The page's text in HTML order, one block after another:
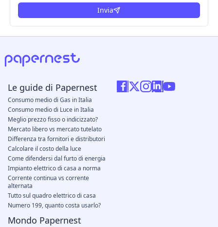
Invia
Le guide di Papernest
Consumo medio di Gas in Italia
Consumo medio di Luce in Italia
Meglio prezzo fisso o indicizzato?
Mercato libero vs mercato tutelato
Differenza tra fornitori e distributori
Calcolare il costo della luce
Come difendersi dal furto di energia
Impianto elettrico di casa a norma
Corrente continua vs corrente
alternata
Tutto sul quadro elettrico di casa
Numero 199, quanto costa usarlo?
Mondo Papernest